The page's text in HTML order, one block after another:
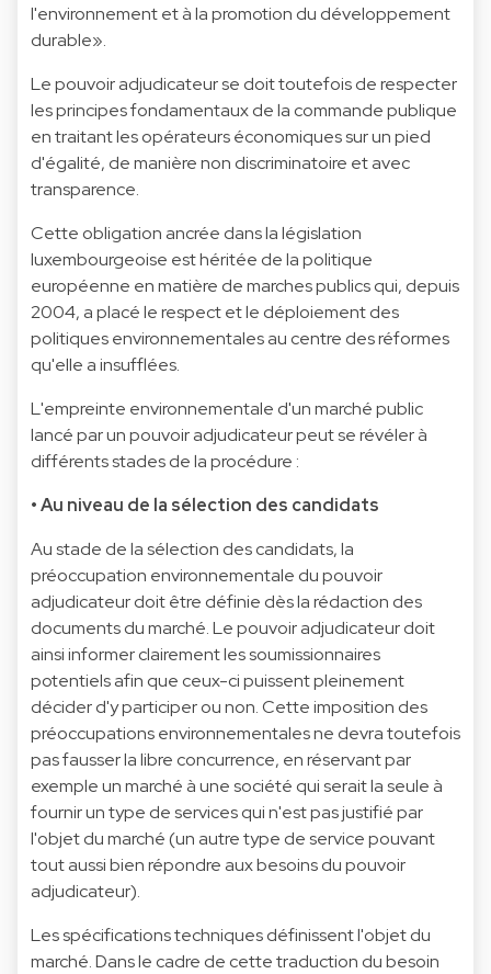
l'environnement et à la promotion du développement
durable».
Le pouvoir adjudicateur se doit toutefois de respecter
les principes fondamentaux de la commande publique
en traitant les opérateurs économiques sur un pied
d'égalité, de manière non discriminatoire et avec
transparence.
Cette obligation ancrée dans la législation
luxembourgeoise est héritée de la politique
européenne en matière de marches publics qui, depuis
2004, a placé le respect et le déploiement des
politiques environnementales au centre des réformes
qu'elle a insufflées.
L'empreinte environnementale d'un marché public
lancé par un pouvoir adjudicateur peut se révéler à
différents stades de la procédure :
• Au niveau de la sélection des candidats
Au stade de la sélection des candidats, la
préoccupation environnementale du pouvoir
adjudicateur doit être définie dès la rédaction des
documents du marché. Le pouvoir adjudicateur doit
ainsi informer clairement les soumissionnaires
potentiels afin que ceux-ci puissent pleinement
décider d'y participer ou non. Cette imposition des
préoccupations environnementales ne devra toutefois
pas fausser la libre concurrence, en réservant par
exemple un marché à une société qui serait la seule à
fournir un type de services qui n'est pas justifié par
l'objet du marché (un autre type de service pouvant
tout aussi bien répondre aux besoins du pouvoir
adjudicateur).
Les spécifications techniques définissent l'objet du
marché. Dans le cadre de cette traduction du besoin